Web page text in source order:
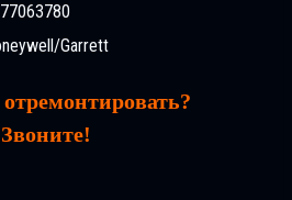
Garrett
отремонтировать?
Звоните!